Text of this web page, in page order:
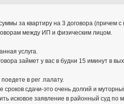
за квартиру на 3 договора (причем
между ИП и физическим лицом.
услуга.
займет у вас в будни 15 иминут в
в рег .палату.
сдачи-это очень долгий и
исковое заявление в районный суд по